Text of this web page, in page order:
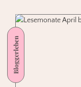
Bloggerleben